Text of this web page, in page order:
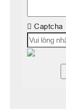
Captcha